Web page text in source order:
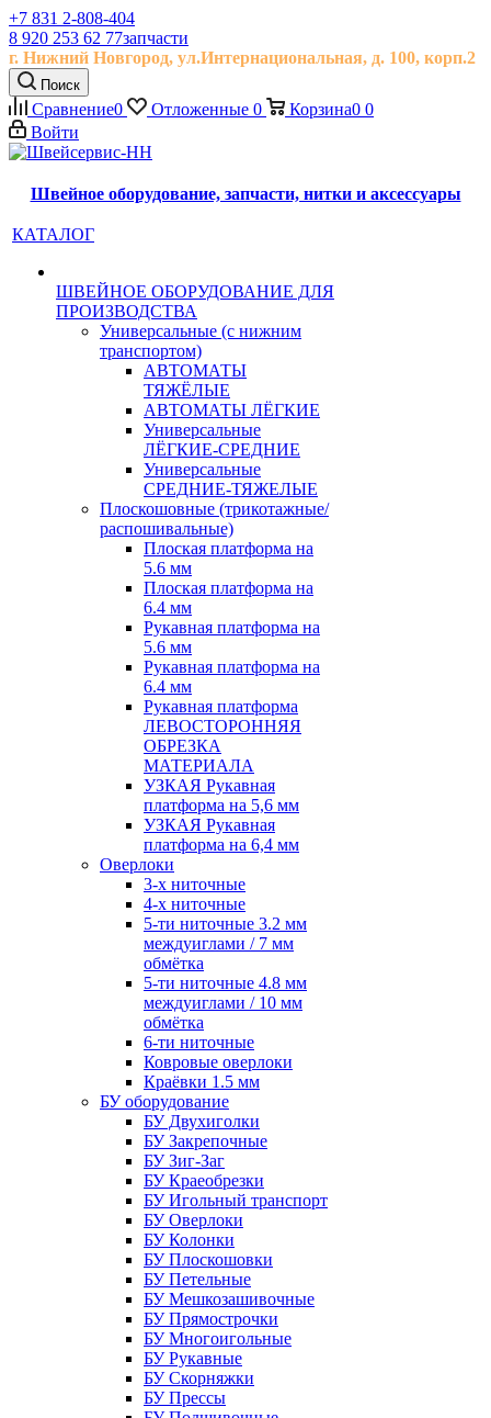
+7 831 2-808-404
8 920 253 62 77запчасти
г. Нижний Новгород, ул.Интернациональная, д. 100, корп.2
Поиск
Сравнение0 Отложенные 0 Корзина0 0
Войти
Швейное оборудование, запчасти, нитки и аксессуары
КАТАЛОГ
ШВЕЙНОЕ ОБОРУДОВАНИЕ ДЛЯ
ПРОИЗВОДСТВА
Универсальные (с нижним
транспортом)
АВТОМАТЫ
ТЯЖЁЛЫЕ
АВТОМАТЫ ЛЁГКИЕ
Универсальные
ЛЁГКИЕ-СРЕДНИЕ
Универсальные
СРЕДНИЕ-ТЯЖЕЛЫЕ
Плоскошовные (трикотажные/
распошивальные)
Плоская платформа на
5.6 мм
Плоская платформа на
6.4 мм
Рукавная платформа на
5.6 мм
Рукавная платформа на
6.4 мм
Рукавная платформа
ЛЕВОСТОРОННЯЯ
ОБРЕЗКА
МАТЕРИАЛА
УЗКАЯ Рукавная
платформа на 5,6 мм
УЗКАЯ Рукавная
платформа на 6,4 мм
Оверлоки
3-х ниточные
4-х ниточные
5-ти ниточные 3.2 мм
междуиглами / 7 мм
обмётка
5-ти ниточные 4.8 мм
междуиглами / 10 мм
обмётка
6-ти ниточные
Ковровые оверлоки
Краёвки 1.5 мм
БУ оборудование
БУ Двухиголки
БУ Закрепочные
БУ Зиг-Заг
БУ Краеобрезки
БУ Игольный транспорт
БУ Оверлоки
БУ Колонки
БУ Плоскошовки
БУ Петельные
БУ Мешкозашивочные
БУ Прямострочки
БУ Многоигольные
БУ Рукавные
БУ Скорняжки
БУ Прессы